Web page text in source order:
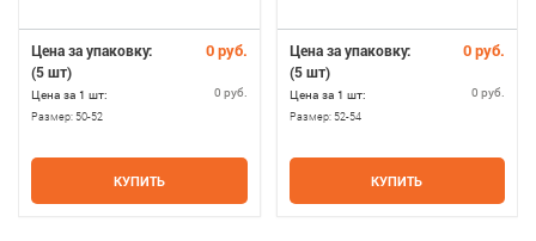
Цена за упаковку: 0 руб.
(5 шт)
Цена за 1 шт: 0 руб.
Размер:50-52
КУПИТЬ
Цена за упаковку: 0 руб.
(5 шт)
Цена за 1 шт: 0 руб.
Размер: 52-54
КУПИТЬ